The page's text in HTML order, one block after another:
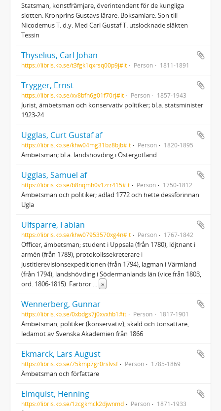
Statsman, konstfrämjare, överintendent för de kungliga
slotten. Kronprins Gustavs lärare. Boksamlare. Son till
Nicodemus T. d.y. Med Carl Gustaf T. utslocknade släkten
Tessin
Thyselius, Carl Johan
https://libris.kb.se/t3fgk1qxrsq00p9j#it Person 1811-1891
Trygger, Ernst
https://libris.kb.se/xv8bfn6g01f70rj#it Person 1857-1943
Jurist, ämbetsman och konservativ politiker; bl.a. statsminister
1923-24
Ugglas, Curt Gustaf af
https://libris.kb.se/khw04mg31bz8bjb#it Person 1820-1895
Ämbetsman; bl.a. landshövding i Östergötland
Ugglas, Samuel af
https://libris.kb.se/b8nqmh0v1zrr415#it Person 1750-1812
Ämbetsman och politiker; adlad 1772 och hette dessförinnan
Ugla
Ulfsparre, Fabian
https://libris.kb.se/khw07953570xg4n#it Person 1767-1842
Officer, ämbetsman; student i Uppsala (från 1780), löjtnant i
armén (från 1789), protokollssekreterare i
justitierevisionsexpeditionen (från 1794), lagman i Värmland
(från 1794), landshövding i Södermanlands län (vice från 1803,
ord. 1806-1815). Farbror ... »
Wennerberg, Gunnar
https://libris.kb.se/0xbdgs7j0xvxhb1#it Person 1817-1901
Ämbetsman, politiker (konservativ), skald och tonsättare,
ledamot av Svenska Akademien från 1866
Ekmarck, Lars August
https://libris.kb.se/75kmp7gr0rslvsf Person 1785-1869
Ämbetsman och författare
Elmquist, Henning
https://libris.kb.se/1zcgkmck2djwnmd Person 1871-1933